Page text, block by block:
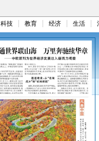
科技 教育 经济 生活